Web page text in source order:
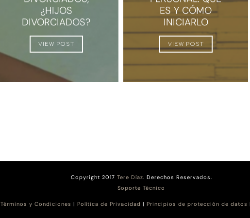
¿HIJOS
DIVORCIADOS?
VIEW POST
ES Y CÓMO
INICIARLO
VIEW POST
Copyright 2017 Tere Díaz . Derechos Reservados.
Soporte Técnico
Términos y Condiciones | Política de Privacidad | Principios de protección de datos |